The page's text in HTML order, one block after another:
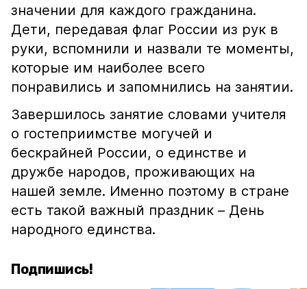
значении для каждого гражданина.
Дети, передавая флаг России из рук в
руки, вспомнили и назвали те моменты,
которые им наиболее всего
понравились и запомнились на занятии.
Завершилось занятие словами учителя
о гостеприимстве могучей и
бескрайней России, о единстве и
дружбе народов, проживающих на
нашей земле. Именно поэтому в стране
есть такой важный праздник – День
народного единства.
Подпишись!